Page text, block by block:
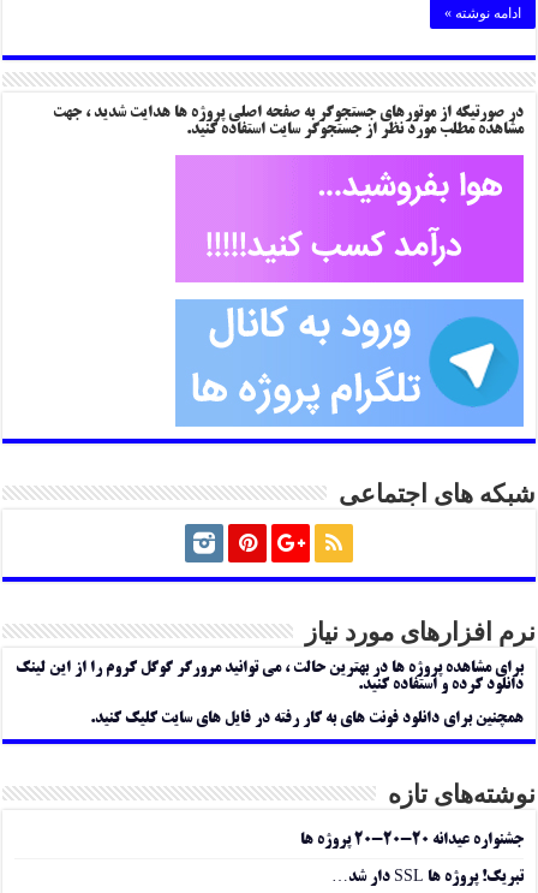
ادامه نوشته »
در صورتیکه از موتورهای جستجوگر به صفحه اصلی پروژه ها هدایت شدید ، جهت
مشاهده مطلب مورد نظر از جستجوگر سایت استفاده کنید.
شبکه های اجتماعی
نرم افزارهای مورد نیاز
برای مشاهده پروژه ها در بهترین حالت ، می توانید مرورگر گوگل کروم را از این لینک
دانلود کرده و استفاده کنید.
همچنین برای دانلود فونت های به کار رفته در فایل های سایت کلیک کنید.
نوشته‌های تازه
جشنواره عیدانه ۲۰-۲۰-۲۰ پروژه ها
تبریک! پروژه ها SSL دار شد…